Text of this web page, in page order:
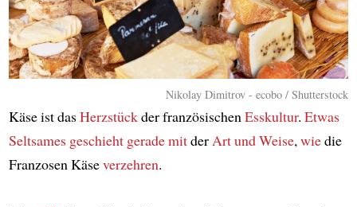
Nikolay Dimitrov - ecobo / Shutterstock
Käse ist dasHerzstückder französischenEsskultur. Etwas
Seltsames geschieht gerade mitderArt und Weise,wiedie
Franzosen Käseverzehren.